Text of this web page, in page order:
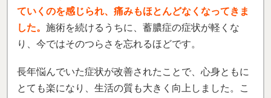
ていくのを感じられ、痛みもほとんどなくなってきま
した。 施術を続けるうちに、蓄膿症の症状が軽くな
り、今ではそのつらさを忘れるほどです。
長年悩んでいた症状が改善されたことで、心身ともに
とても楽になり、生活の質も大きく向上しました。こ